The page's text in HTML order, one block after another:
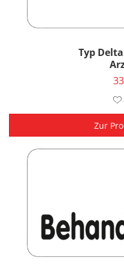
Typ
Zur